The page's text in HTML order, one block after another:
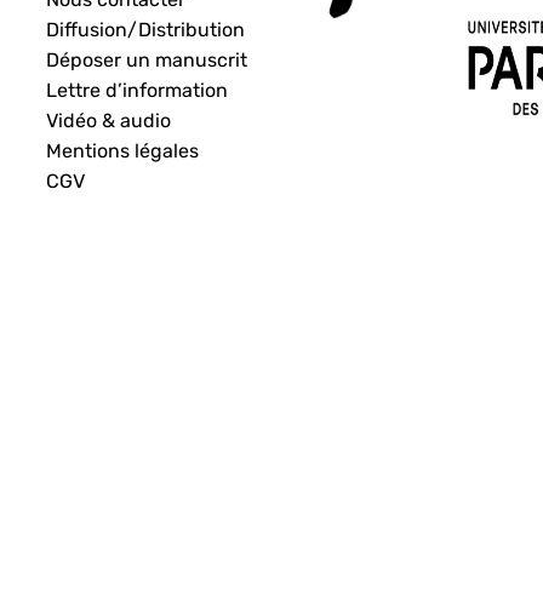
Diffusion/Distribution
Déposer un manuscrit
Lettre d’information
Vidéo & audio
Mentions légales
CGV